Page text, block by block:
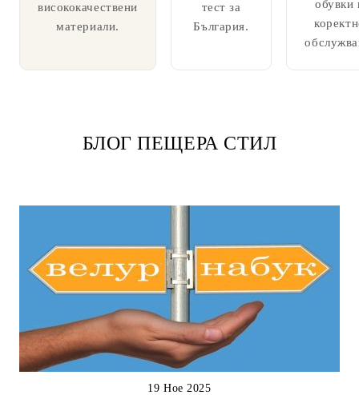
висококачествени
материали.
тест за
България.
обувки
БЛОГ ПЕЩЕРА СТИЛ
19 Ное 2025